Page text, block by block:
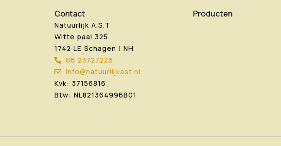
Contact
Natuurlijk A.S.T
Witte paal 325
1742 LE Schagen | NH
06 23727226
info@natuurlijkast.nl
Kvk: 37156816
Btw: NL821364996B01
Producten